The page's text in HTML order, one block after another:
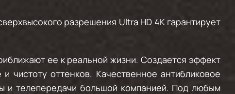
разрешения Ultra HD 4K гарантирует
ее к реальной жизни. Создается эффект
чистоту оттенков. Качественное антибликовое
и телепередачи большой компанией. Под любым